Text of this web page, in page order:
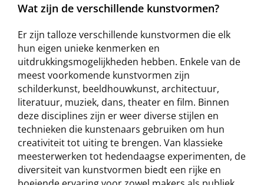
Wat zijn de verschillende kunstvormen?
Er zijn talloze verschillende kunstvormen die elk
hun eigen unieke kenmerken en
uitdrukkingsmogelijkheden hebben. Enkele van de
meest voorkomende kunstvormen zijn
schilderkunst, beeldhouwkunst, architectuur,
literatuur, muziek, dans, theater en film. Binnen
deze disciplines zijn er weer diverse stijlen en
technieken die kunstenaars gebruiken om hun
creativiteit tot uiting te brengen. Van klassieke
meesterwerken tot hedendaagse experimenten, de
diversiteit van kunstvormen biedt een rijke en